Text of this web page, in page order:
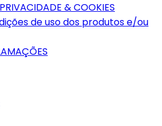
& COOKIES
de uso dos produtos e/ou